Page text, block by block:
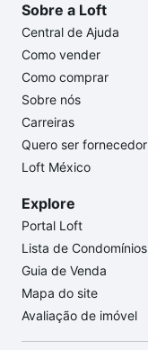
Sobre a Loft
Central de Ajuda
Como vender
Como comprar
Sobre nós
Carreiras
Quero ser fornecedor
Loft México
Explore
Portal Loft
Lista de Condomínios
Guia de Venda
Mapa do site
Avaliação de imóvel